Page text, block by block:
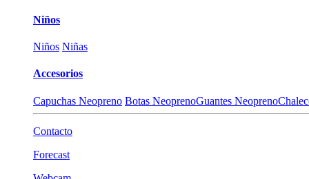
Niños
Niños Niñas
Accesorios
Capuchas Neopreno Botas NeoprenoGuantes Neopreno
Contacto
Forecast